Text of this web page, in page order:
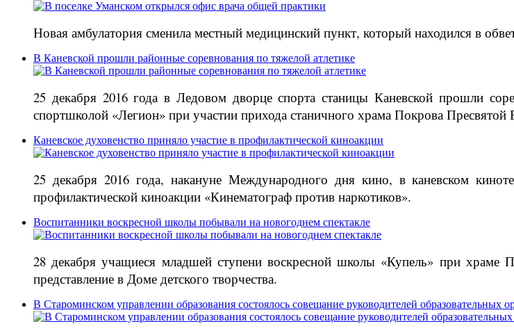
Новая амбулатория сменила местный медицинский пункт, который находился в
В Каневской прошли районные соревнования по тяжелой атлетике
25 декабря 2016 года в Ледовом дворце спорта станицы Каневской прошли
спортшколой «Легион» при участии прихода станичного храма Покрова Пресвятой
Каневское духовенство приняло участие в профилактической киноакции
25 декабря 2016 года, накануне Международного дня кино, в каневском
профилактической киноакции «Кинематограф против наркотиков».
Воспитанники воскресной школы побывали на новогоднем спектакле
28 декабря учащиеся младшей ступени воскресной школы «Купель» при храме
представление в Доме детского творчества.
В Староминском управлении образования состоялось совещание руководителей образовательных